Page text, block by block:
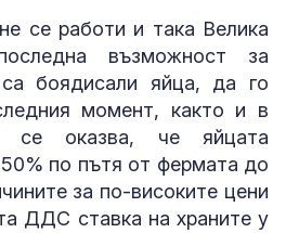
се работи и така Велика
възможност за
боядисали яйца, да го
момент, както и в
се оказва, че яйцата
по пътя от фермата до
за по-високите цени
ДДС ставка на храните у